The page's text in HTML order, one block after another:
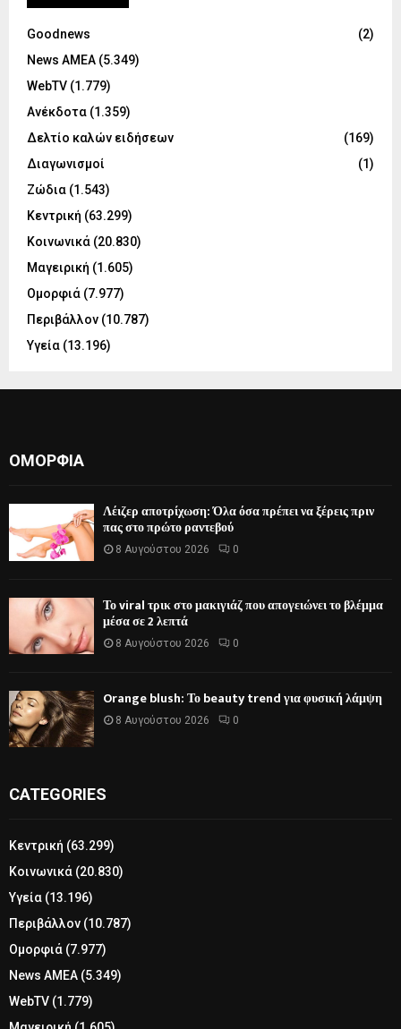
Goodnews
(2)
News ΑΜΕΑ (5.349)
WebTV (1.779)
Ανέκδοτα (1.359)
Δελτίο καλών ειδήσεων
(169)
Διαγωνισμοί
(1)
Ζώδια (1.543)
Κεντρική (63.299)
Κοινωνικά (20.830)
Μαγειρική (1.605)
Ομορφιά (7.977)
Περιβάλλον (10.787)
Υγεία (13.196)
ΟΜΟΡΦΙΆ
Λέιζερ αποτρίχωση: Όλα όσα πρέπει να ξέρεις πριν
πας στο πρώτο ραντεβού
8 Αυγούστου 2026 0
Το viral τρικ στο μακιγιάζ που απογειώνει το βλέμμα
μέσα σε 2 λεπτά
8 Αυγούστου 2026 0
Orange blush: Το beauty trend για φυσική λάμψη
8 Αυγούστου 2026 0
CATEGORIES
Κεντρική (63.299)
Κοινωνικά (20.830)
Υγεία (13.196)
Περιβάλλον (10.787)
Ομορφιά (7.977)
News ΑΜΕΑ (5.349)
WebTV (1.779)